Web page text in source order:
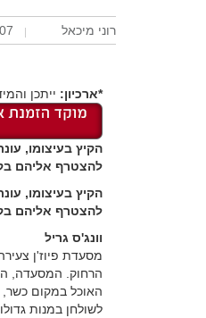
רוני מיכאל
*ארכיון: ייתכן
הקיץ בעיצומו,
להצטרף אליהם
הקיץ בעיצומו,
להצטרף אליהם
וונג'ס גריל
מסעדת פיוז'ן
הרחוק. המסעדה,
האוכל במקום כשר,
לשולחן במנות